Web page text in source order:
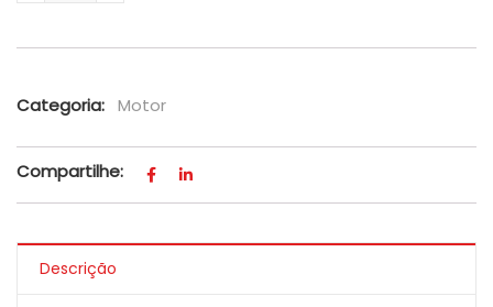
Categoria: Motor
Compartilhe:
Descrição